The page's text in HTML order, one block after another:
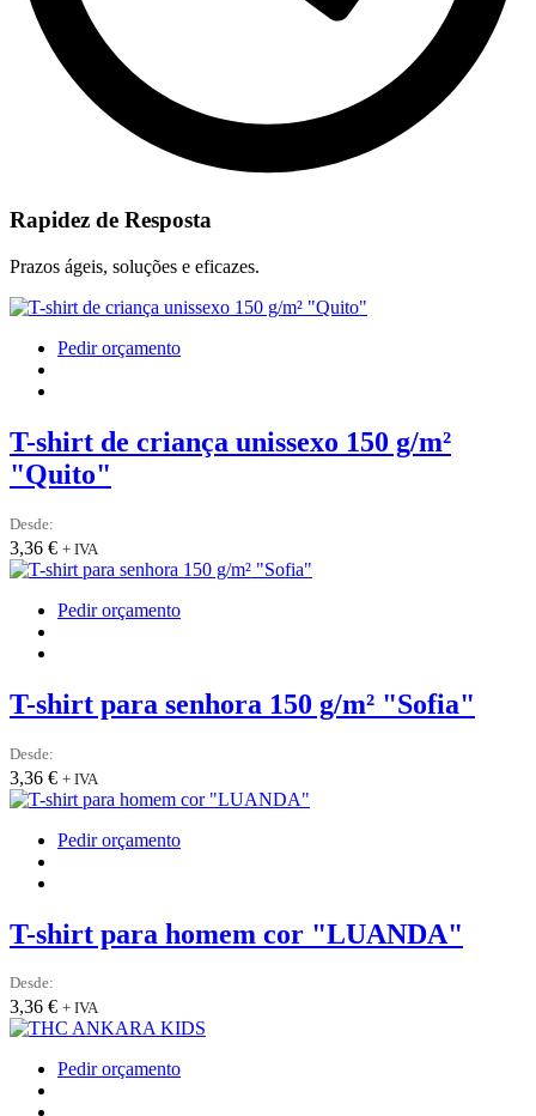
Rapidez de Resposta
Prazos ágeis, soluções e eficazes.
Pedir orçamentoThis
The
on
the
product
T-shirt de criança unissexo 150 g/m²
"Quito"
Desde:
3,36 € + IVA
Pedir orçamentoThis
variants.
The
chosen
the
T-shirt para senhora 150 g/m² "Sofia"
Desde:
3,36 € + IVA
Pedir orçamentoThis
The
chosen
the
T-shirt para homem cor "LUANDA"
Desde:
3,36 € + IVA
Pedir orçamentoThis